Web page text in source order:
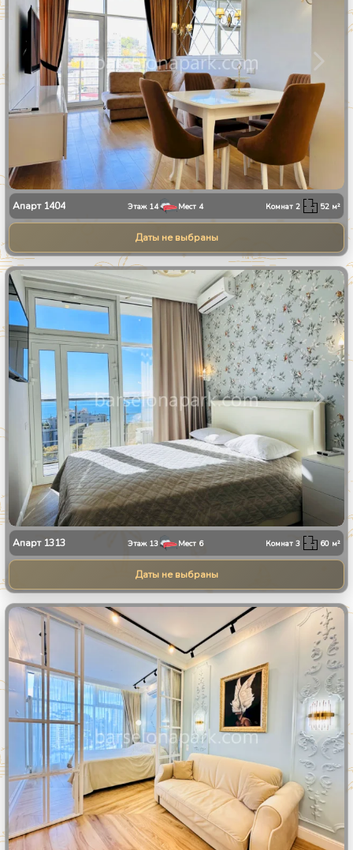
Апарт 1404 Этаж 14 Мест 4 Комнат2 52 м²
Даты не выбраны
Апарт 1313 Этаж 13 Мест 6 Комнат3 60 м²
Даты не выбраны